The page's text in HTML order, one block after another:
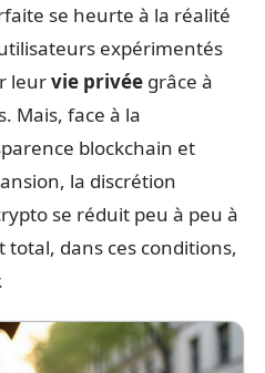
se heurte à la réalité
expérimentés
leurvie privée grâce à
Mais, face à la
blockchain et
la discrétion
se réduit peu à peu à
total, dans ces conditions,